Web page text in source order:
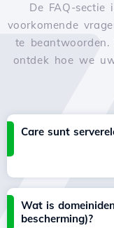
De FAQ-
voorkomende
te beantwoorden.
ontdek hoe we
Care sunt
Wat is
bescherming)?